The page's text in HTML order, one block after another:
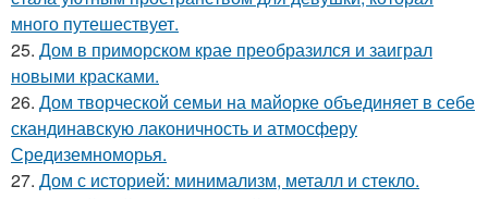
много путешествует.
25. Дом в приморском крае преобразился и заиграл
новыми красками.
26. Дом творческой семьи на майорке объединяет в себе
скандинавскую лаконичность и атмосферу
Средиземноморья.
27. Дом с историей: минимализм, металл и стекло.